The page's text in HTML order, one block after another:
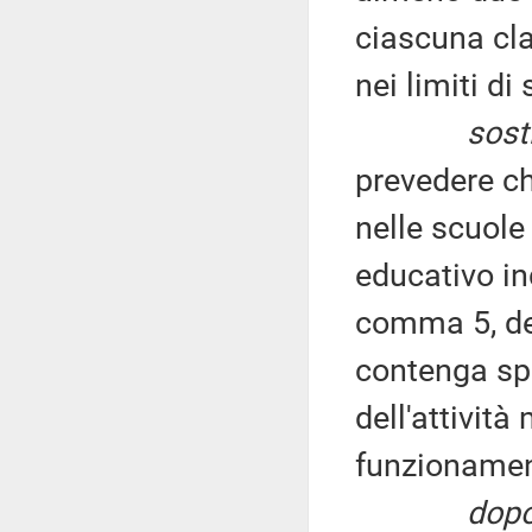
ciascuna
nei limiti di
prevedere
nelle
educativo
comma 5,
contenga
dell'attività